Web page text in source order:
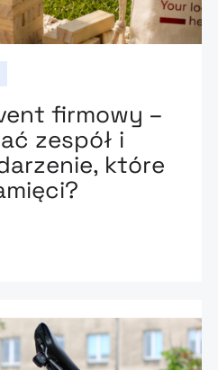
firmowy –
zespół i
które